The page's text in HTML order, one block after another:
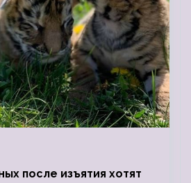
после изъятия хотят